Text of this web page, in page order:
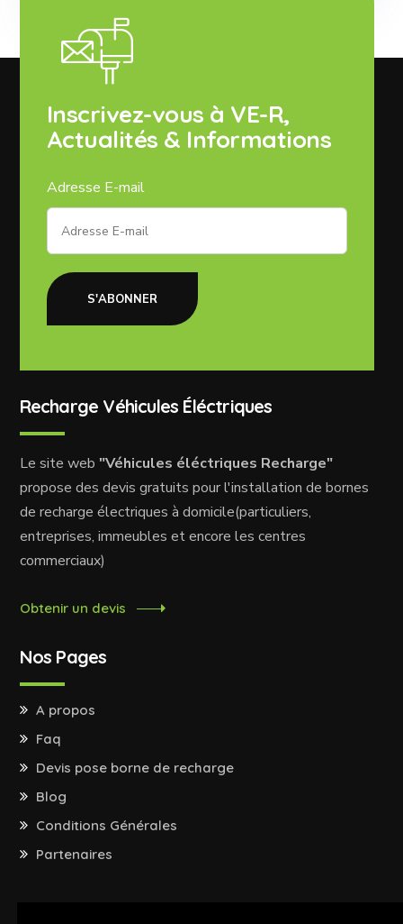
Inscrivez-vous à VE-R,
Actualités & Informations
Adresse E-mail
S'ABONNER
Recharge Véhicules Éléctriques
Le site web "Véhicules éléctriques Recharge"
propose des devis gratuits pour l'installation de bornes
de recharge électriques à domicile(particuliers,
entreprises, immeubles et encore les centres
commerciaux)
Obtenir un devis
Nos Pages
A propos
Faq
Devis pose borne de recharge
Blog
Conditions Générales
Partenaires